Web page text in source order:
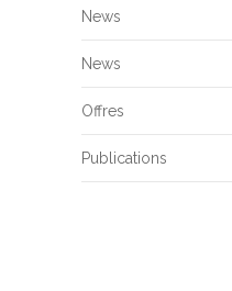
News
News
Offres
Publications